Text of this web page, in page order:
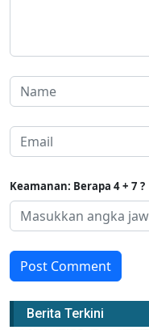
Keamanan: Berapa 4 + 7 ?
Post Comment
Berita Terkini